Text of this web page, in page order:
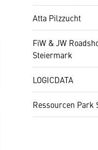
Atta Pilzzucht
FiW & JW
Steiermark
LOGICDATA
Ressourcen Park